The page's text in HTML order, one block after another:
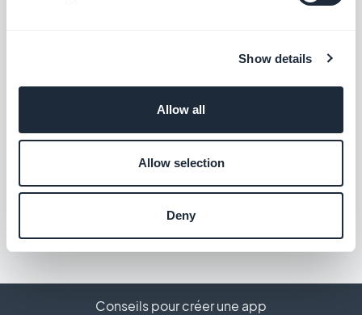
Show details
Allow all
Allow selection
Deny
Zoho CRM
Améliorez votre relation client
Conseils pour créer une app